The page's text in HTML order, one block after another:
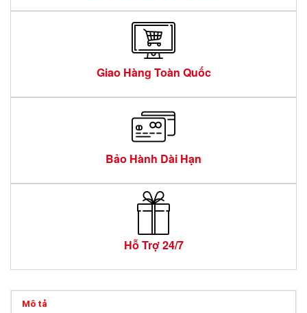
Giao Hàng Toàn Quốc
Bảo Hành Dài Hạn
Hỗ Trợ 24/7
Mô tả